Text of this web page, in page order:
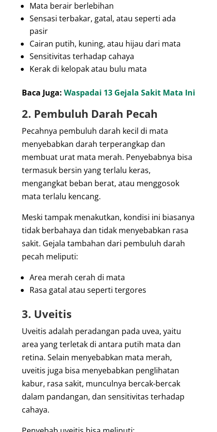
Mata berair berlebihan
Sensasi terbakar, gatal, atau seperti ada
pasir
Cairan putih, kuning, atau hijau dari mata
Sensitivitas terhadap cahaya
Kerak di kelopak atau bulu mata
Baca Juga: Waspadai 13 Gejala Sakit Mata Ini
2. Pembuluh Darah Pecah
Pecahnya pembuluh darah kecil di mata
menyebabkan darah terperangkap dan
membuat urat mata merah. Penyebabnya bisa
termasuk bersin yang terlalu keras,
mengangkat beban berat, atau menggosok
mata terlalu kencang.
Meski tampak menakutkan, kondisi ini biasanya
tidak berbahaya dan tidak menyebabkan rasa
sakit. Gejala tambahan dari pembuluh darah
pecah meliputi:
Area merah cerah di mata
Rasa gatal atau seperti tergores
3. Uveitis
Uveitis adalah peradangan pada uvea, yaitu
area yang terletak di antara putih mata dan
retina. Selain menyebabkan mata merah,
uveitis juga bisa menyebabkan penglihatan
kabur, rasa sakit, munculnya bercak-bercak
dalam pandangan, dan sensitivitas terhadap
cahaya.